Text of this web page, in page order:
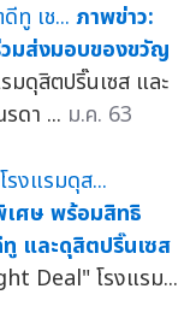
ภาพข่าว:
วมส่งมอบของขวัญ
มดุสิตปริ๊นเซส และ
ดา ... ม.ค. 63
ศษ พร้อมสิทธิ
และดุสิตปริ๊นเซส
Deal" โรงแรม...